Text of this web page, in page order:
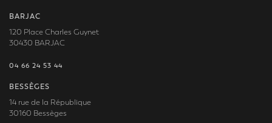
BARJAC
120 Place Charles Guynet
30430 BARJAC
04 66 24 53 44
BESSÈGES
14 rue de la République
30160 Bessèges